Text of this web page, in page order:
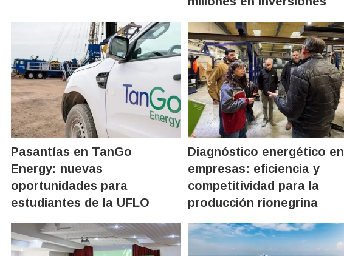
Pasantías en TanGo
Energy: nuevas
oportunidades para
estudiantes de la UFLO
Diagnóstico energético en
empresas: eficiencia y
competitividad para la
producción rionegrina